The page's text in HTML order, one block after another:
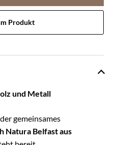
Produkt
und Metall
gemeinsames
Natura Belfast aus